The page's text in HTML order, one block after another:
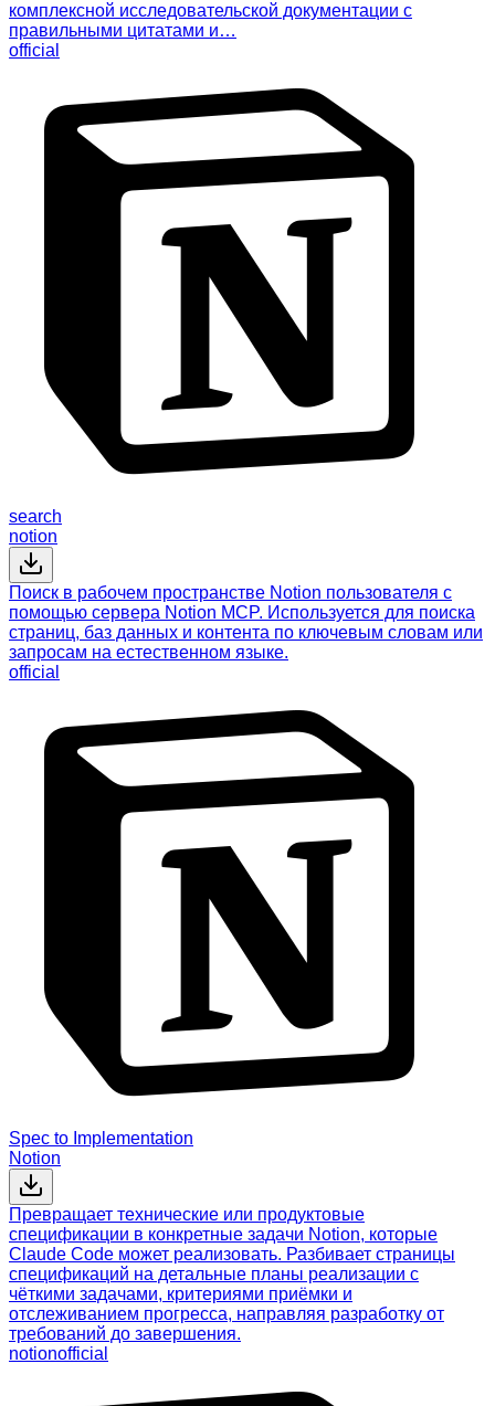
комплексной исследовательской документации с
правильными цитатами и…
official
search
notion
Поиск в рабочем пространстве Notion пользователя с
помощью сервера Notion MCP. Используется для поиска
страниц, баз данных и контента по ключевым словам или
запросам на естественном языке.
official
Spec to Implementation
Notion
Превращает технические или продуктовые
спецификации в конкретные задачи Notion, которые
Claude Code может реализовать. Разбивает страницы
спецификаций на детальные планы реализации с
чёткими задачами, критериями приёмки и
отслеживанием прогресса, направляя разработку от
требований до завершения.
notionofficial